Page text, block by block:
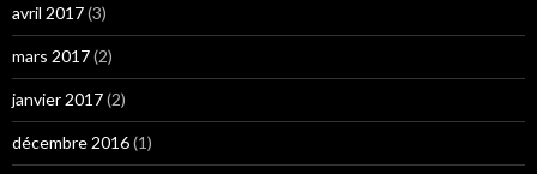
avril 2017(3)
mars 2017(2)
janvier 2017(2)
décembre 2016(1)